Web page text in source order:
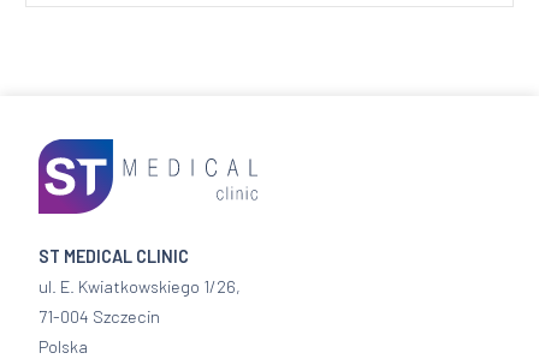
ST MEDICAL CLINIC
ul. E. Kwiatkowskiego 1/26,
71-004 Szczecin
Polska